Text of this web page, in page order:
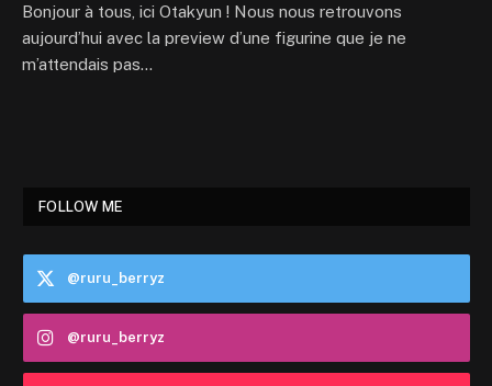
Bonjour à tous, ici Otakyun ! Nous nous retrouvons
aujourd’hui avec la preview d’une figurine que je ne
m’attendais pas…
FOLLOW ME
@ruru_berryz
@ruru_berryz